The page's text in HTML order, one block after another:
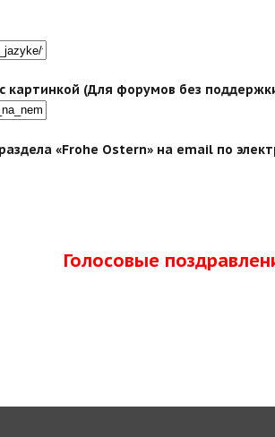
картинкой (Для форумов без
«Frohe Ostern» на email по
Голосовые